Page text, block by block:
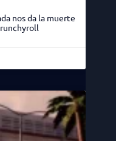
nos da la muerte